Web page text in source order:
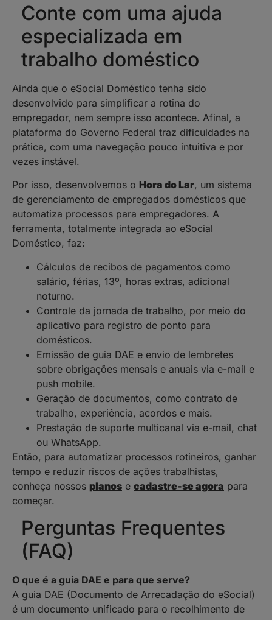
Conte com uma ajuda
especializada em
trabalho doméstico
Ainda que o eSocial Doméstico tenha sido
desenvolvido para simplificar a rotina do
empregador, nem sempre isso acontece. Afinal, a
plataforma do Governo Federal traz dificuldades na
prática, com uma navegação pouco intuitiva e por
vezes instável.
Por isso, desenvolvemos o Hora do Lar, um sistema
de gerenciamento de empregados domésticos que
automatiza processos para empregadores. A
ferramenta, totalmente integrada ao eSocial
Doméstico, faz:
Cálculos de recibos de pagamentos como
salário, férias, 13º, horas extras, adicional
noturno.
Controle da jornada de trabalho, por meio do
aplicativo para registro de ponto para
domésticos.
Emissão de guia DAE e envio de lembretes
sobre obrigações mensais e anuais via e-mail e
push mobile.
Geração de documentos, como contrato de
trabalho, experiência, acordos e mais.
Prestação de suporte multicanal via e-mail, chat
ou WhatsApp.
Então, para automatizar processos rotineiros, ganhar
tempo e reduzir riscos de ações trabalhistas,
conheça nossos planos e cadastre-se agora para
começar.
Perguntas Frequentes
(FAQ)
O que é a guia DAE e para que serve?
A guia DAE (Documento de Arrecadação do eSocial)
é um documento unificado para o recolhimento de